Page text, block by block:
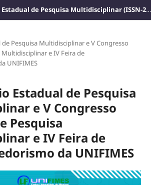
Anais Colóquio Estadual de Pesquisa Multidisciplinar (ISSN-2527-2500)
Pesquisa Multidisciplinar e V Congresso
e IV Feira de
UNIFIMES
Estadual de Pesquisa
e V Congresso
Pesquisa
e IV Feira de
da UNIFIMES